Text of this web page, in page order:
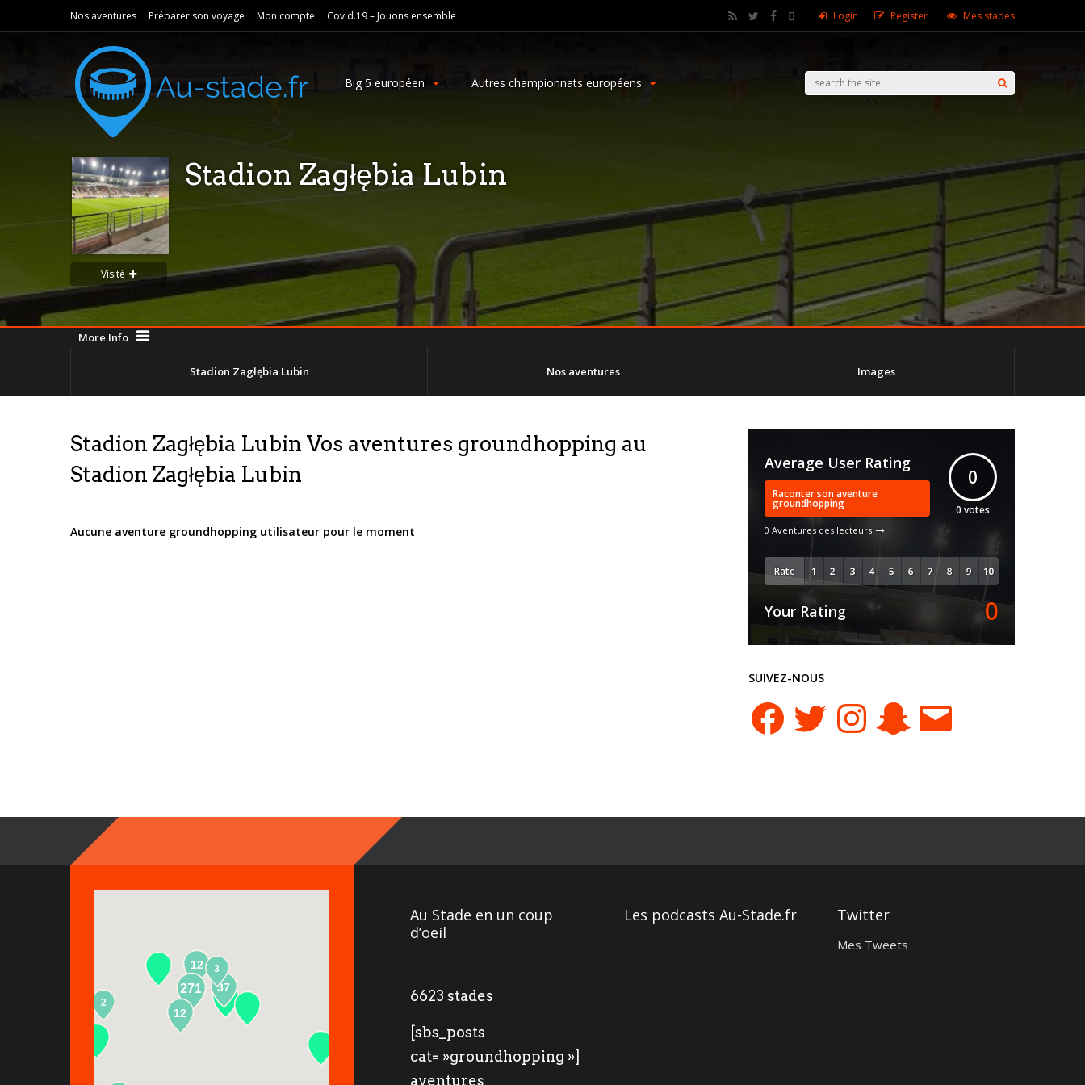
Nos aventures Préparer son voyage Mon compte Covid.19 – Jouons ensemble Login Register Mes stades
Big 5 européen Autres championnats européens
Visité
Stadion Zagłębia Lubin
More Info
Stadion Zagłębia Lubin Nos aventures Images
Stadion Zagłębia Lubin Vos aventures groundhopping au
Stadion Zagłębia Lubin
Aucune aventure groundhopping utilisateur pour le moment
Average User Rating
Raconter son aventure
groundhopping
0 Aventures des lecteurs
0
0 votes
Rate
Your Rating 0
SUIVEZ-NOUS
FacebookTwitter InstagramSnapchatE-
mail
12
271 37
2
12
3
Au Stade en un coup
d’oeil
6623 stades
[sbs_posts
cat= »groundhopping »]
aventures
Les podcasts Au-Stade.fr Twitter
Mes Tweets